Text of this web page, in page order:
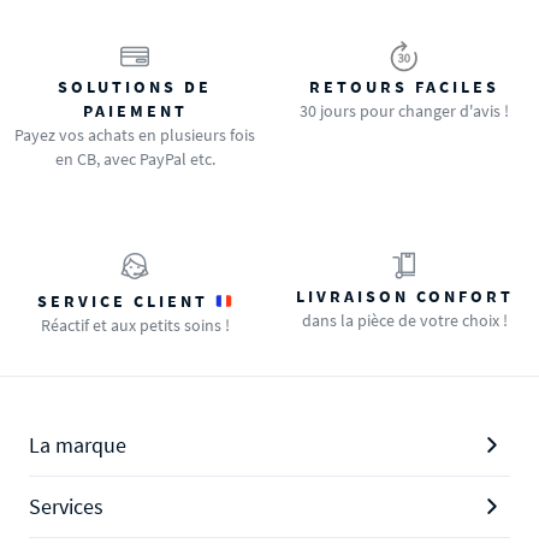
SOLUTIONS DE
PAIEMENT
Payez vos achats en plusieurs fois
en CB, avec PayPal etc.
RETOURS FACILES
30 jours pour changer d'avis !
SERVICE CLIENT
Réactif et aux petits soins !
LIVRAISON CONFORT
dans la pièce de votre choix !
La marque
Services